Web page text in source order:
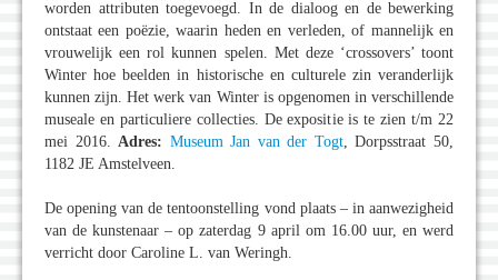
worden attributen toegevoegd. In de dialoog en de bewerking
ontstaat een poëzie, waarin heden en verleden, of mannelijk en
vrouwelijk een rol kunnen spelen. Met deze ‘crossovers’ toont
Winter hoe beelden in historische en culturele zin veranderlijk
kunnen zijn. Het werk van Winter is opgenomen in verschillende
museale en particuliere collecties. De expositie is te zien t/m 22
mei 2016. Adres: Museum Jan van der Togt, Dorpsstraat 50,
1182 JE Amstelveen.
De opening van de tentoonstelling vond plaats – in aanwezigheid
van de kunstenaar – op zaterdag 9 april om 16.00 uur, en werd
verricht door Caroline L. van Weringh.